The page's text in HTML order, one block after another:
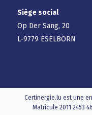
Siège social
Op Der Sang, 20
L-9779 ESELBORN
Certinergie.lu est une
Matricule 2011 2453